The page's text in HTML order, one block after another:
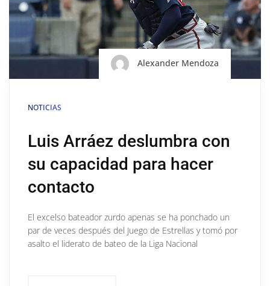
Alexander Mendoza
NOTICIAS
Luis Arráez deslumbra con
su capacidad para hacer
contacto
El excelso bateador zurdo apenas se ha ponchado un
par de veces después del Juego de Estrellas y tomó por
asalto el liderato de bateo de la Liga Nacional